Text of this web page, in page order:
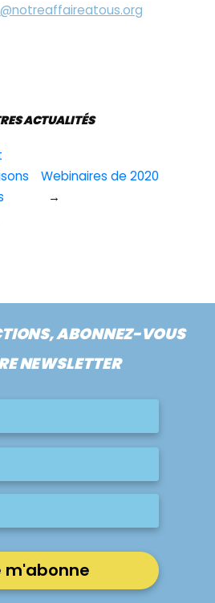
ACTUALITÉS
Webinaires de 2020
→
ABONNEZ-VOUS
NEWSLETTER